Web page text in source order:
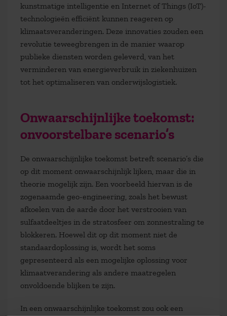
kunstmatige intelligentie en Internet of Things (IoT)-
technologieën efficiënt kunnen reageren op
klimaatsveranderingen. Deze innovaties zouden een
revolutie teweegbrengen in de manier waarop
publieke diensten worden geleverd, van het
verminderen van energieverbruik in ziekenhuizen
tot het optimaliseren van onderwijslogistiek.
Onwaarschijnlijke toekomst:
onvoorstelbare scenario’s
De onwaarschijnlijke toekomst betreft scenario’s die
op dit moment onwaarschijnlijk lijken, maar die in
theorie mogelijk zijn. Een voorbeeld hiervan is de
zogenaamde geo-engineering, zoals het bewust
afkoelen van de aarde door het verstrooien van
sulfaatdeeltjes in de stratosfeer om zonnestraling te
blokkeren. Hoewel dit op dit moment niet de
standaardoplossing is, wordt het soms
gepresenteerd als een mogelijke oplossing voor
klimaatverandering als andere maatregelen
onvoldoende blijken te zijn.
In een onwaarschijnlijke toekomst zou ook een